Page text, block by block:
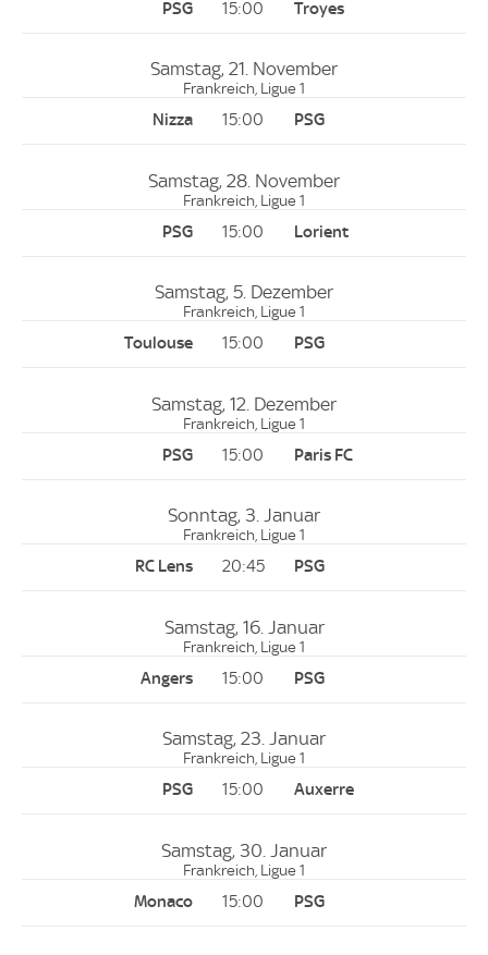
15:00
Samstag, 21. November
Frankreich, Ligue 1
15:00
Samstag, 28. November
Frankreich, Ligue 1
15:00
Samstag, 5. Dezember
Frankreich, Ligue 1
15:00
Samstag, 12. Dezember
Frankreich, Ligue 1
15:00
Sonntag, 3. Januar
Frankreich, Ligue 1
20:45
Samstag, 16. Januar
Frankreich, Ligue 1
15:00
Samstag, 23. Januar
Frankreich, Ligue 1
15:00
Samstag, 30. Januar
Frankreich, Ligue 1
15:00